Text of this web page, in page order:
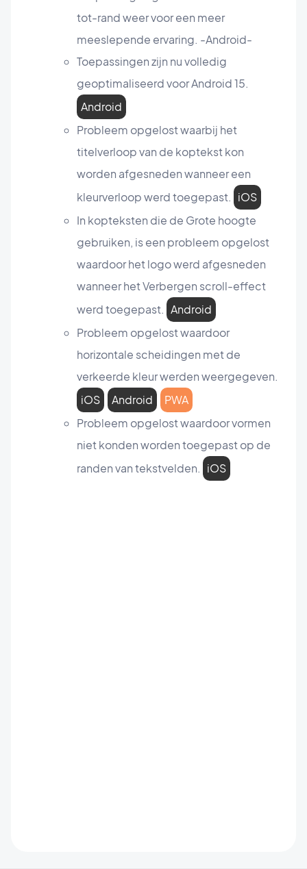
tot-rand weer voor een meer
meeslepende ervaring. -Android-
Toepassingen zijn nu volledig
geoptimaliseerd voor Android 15.
Android
Probleem opgelost waarbij het
titelverloop van de koptekst kon
worden afgesneden wanneer een
kleurverloop werd toegepast. iOS
In kopteksten die de Grote hoogte
gebruiken, is een probleem opgelost
waardoor het logo werd afgesneden
wanneer het Verbergen scroll-effect
werd toegepast. Android
Probleem opgelost waardoor
horizontale scheidingen met de
verkeerde kleur werden weergegeven.
iOS
Android
PWA
Probleem opgelost waardoor vormen
niet konden worden toegepast op de
randen van tekstvelden. iOS